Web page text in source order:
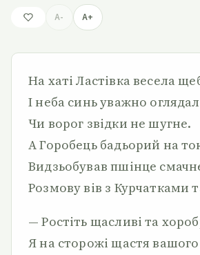
A- A+
На хаті Ластівка весела
І неба синь уважно
Чи ворог звідки не шугне.
А Горобець бадьорий на
Видзьобував пшінце
Розмову вів з Курчатками
— Ростіть щасливі та
Я на сторожі щастя